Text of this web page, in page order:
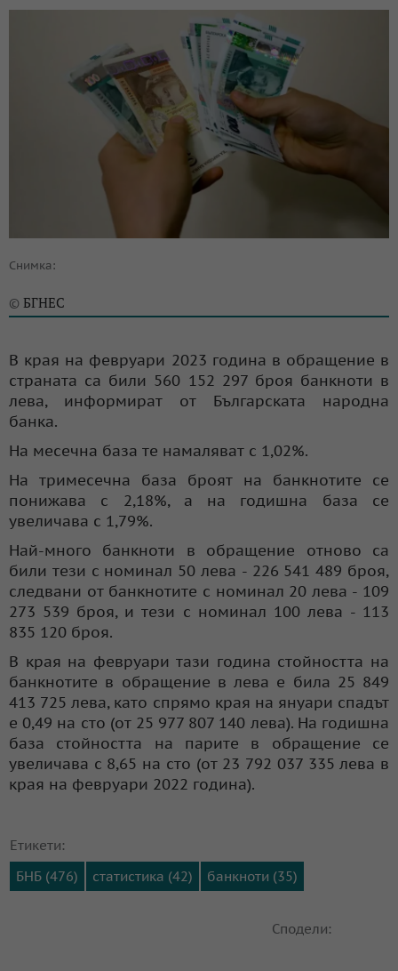
Снимка:
© БГНЕС
В края на февруари 2023 година в обращение в
страната са били 560 152 297 броя банкноти в
лева, информират от Българската народна
банка.
На месечна база те намаляват с 1,02%.
На тримесечна база броят на банкнотите се
понижава с 2,18%, а на годишна база се
увеличава с 1,79%.
Най-много банкноти в обращение отново са
били тези с номинал 50 лева - 226 541 489 броя,
следвани от банкнотите с номинал 20 лева - 109
273 539 броя, и тези с номинал 100 лева - 113
835 120 броя.
В края на февруари тази година стойността на
банкнотите в обращение в лева е била 25 849
413 725 лева, като спрямо края на януари спадът
е 0,49 на сто (от 25 977 807 140 лева). На годишна
база стойността на парите в обращение се
увеличава с 8,65 на сто (от 23 792 037 335 лева в
края на февруари 2022 година).
Етикети:
БНБ (476)
статистика (42) банкноти (35)
Сподели: